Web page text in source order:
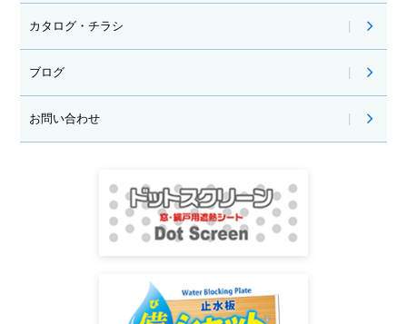
カタログ・チラシ
ブログ
お問い合わせ